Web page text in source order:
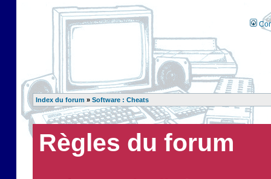
Index du forum » Software : Cheats
Règles du forum